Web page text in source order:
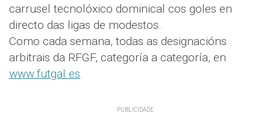
carrusel tecnolóxico dominical cos goles en
directo das ligas de modestos.
Como cada semana, todas as designacións
arbitrais da RFGF, categoría a categoría, en
www.futgal.es.